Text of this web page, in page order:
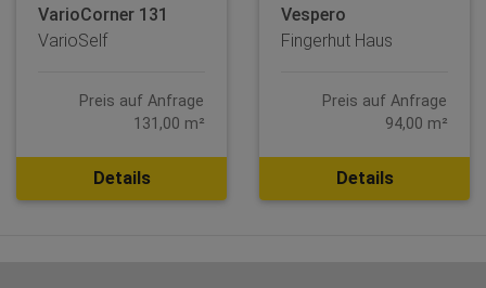
VarioCorner 131
VarioSelf
Preis auf Anfrage
131,00 m²
Details
Vespero
Fingerhut Haus
Preis auf Anfrage
94,00 m²
Details